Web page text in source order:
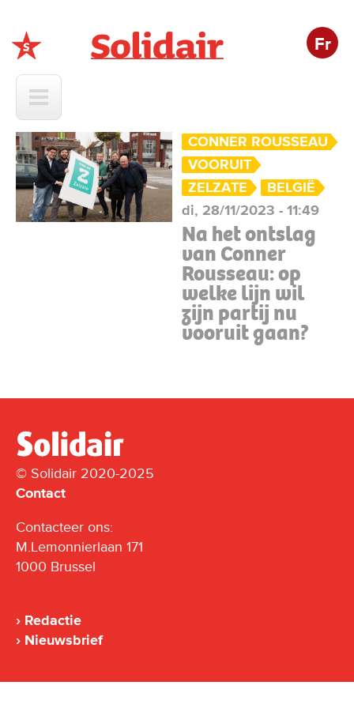
Fr
CONNER ROUSSEAU
VOORUIT
ZELZATE
BELGIË
di, 28/11/2023 - 11:49
Na het ontslag
van Conner
Rousseau: op
welke lijn wil
zijn partij nu
vooruit gaan?
© Solidair 2020-2025
Contact
Contacteer ons:
M.Lemonnierlaan 171
1000 Brussel
Redactie
Nieuwsbrief